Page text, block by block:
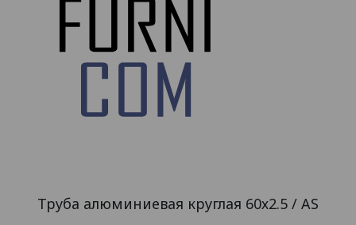
Труба алюминиевая круглая 60х2.5 / AS